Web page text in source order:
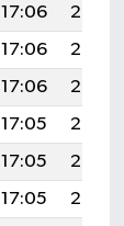
17:06
20:26
17:06
20:26
17:06
20:25
17:05
20:24
17:05
20:23
17:05
20:22